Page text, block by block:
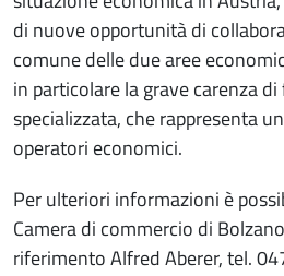
di nuove opportunità di
comune delle due aree
in particolare la grave carenza
specializzata, che rappresenta
operatori economici.
Per ulteriori informazioni è
Camera di commercio di
riferimento Alfred Aberer, tel.